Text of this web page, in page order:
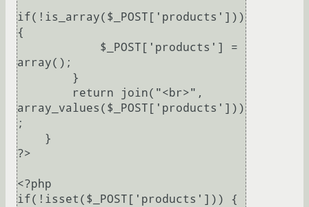
if(!is_array($_POST['products']))
{
array();
array_values($_POST['products']))
;
?>
<?php
if(!isset($_POST['products'])) {